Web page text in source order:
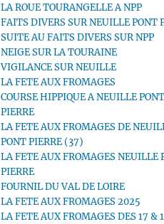
LA ROUE TOURANGELLE A NPP
FAITS DIVERS SUR NEUILLE PONT
SUITE AU FAITS DIVERS SUR NPP
NEIGE SUR LA TOURAINE
VIGILANCE SUR NEUILLE
LA FETE AUX FROMAGES
COURSE HIPPIQUE A NEUILLE PONT
PIERRE
LA FETE AUX FROMAGES DE
PONT PIERRE (37)
LA FETE AUX FROMAGES NEUILLE
PIERRE
FOURNIL DU VAL DE LOIRE
LA FETE AUX FROMAGES 2025
LA FETE AUX FROMAGES DES 17 &